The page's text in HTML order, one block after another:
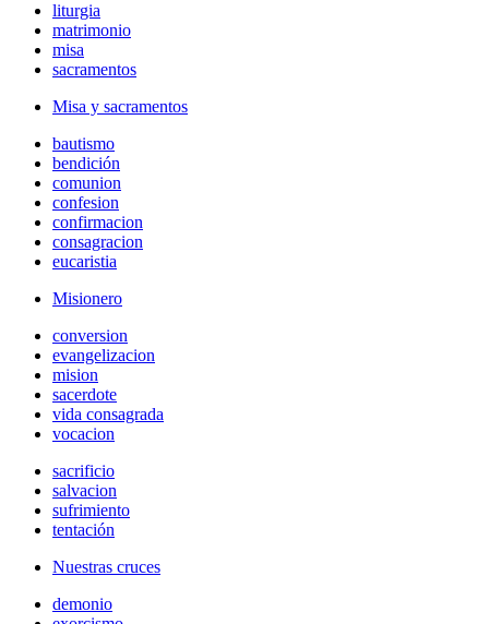
liturgia
matrimonio
misa
sacramentos
Misa y sacramentos
bautismo
bendición
comunion
confesion
confirmacion
consagracion
eucaristia
Misionero
conversion
evangelizacion
mision
sacerdote
vida consagrada
vocacion
sacrificio
salvacion
sufrimiento
tentación
Nuestras cruces
demonio